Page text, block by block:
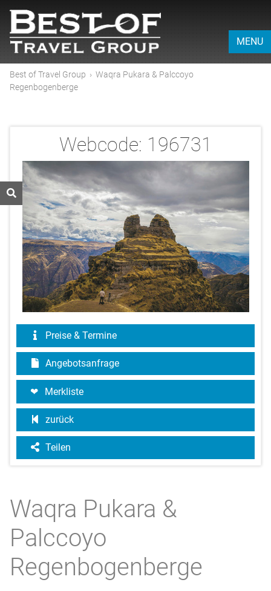
MENU
Best of Travel Group › Waqra Pukara & Palccoyo
Regenbogenberge
Webcode: 196731
Preise & Termine
Angebotsanfrage
Merkliste
zurück
Teilen
Waqra Pukara &
Palccoyo
Regenbogenberge